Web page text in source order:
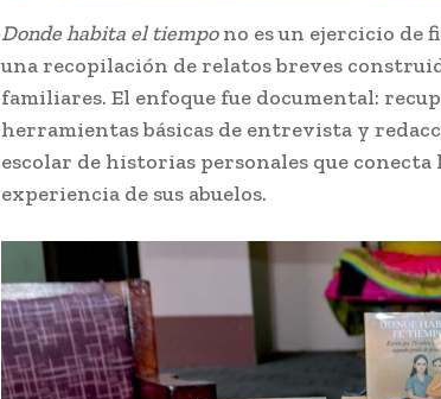
Donde habita el tiempono es un ejercicio de
una recopilación de relatos breves
familiares. El enfoque fue documental:
herramientas básicas de entrevista y
escolar de historias personales que conecta
experiencia de sus abuelos.